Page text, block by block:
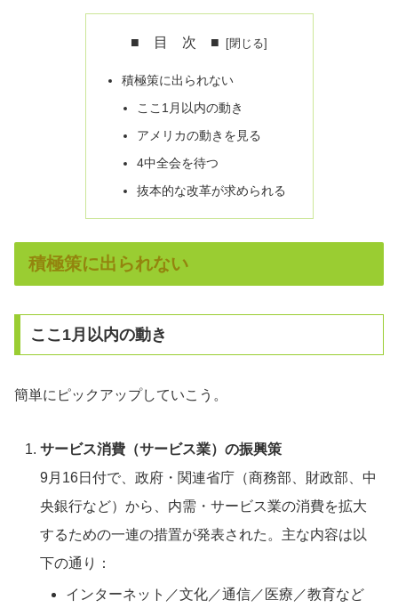
■ 目 次 ■
積極策に出られない
ここ1月以内の動き
アメリカの動きを見る
4中全会を待つ
抜本的な改革が求められる
積極策に出られない
ここ1月以内の動き
簡単にピックアップしていこう。
サービス消費（サービス業）の振興策
9月16日付で、政府・関連省庁（商務部、財政部、中
央銀行など）から、内需・サービス業の消費を拡大
するための一連の措置が発表された。主な内容は以
下の通り：
インターネット／文化／通信／医療／教育など